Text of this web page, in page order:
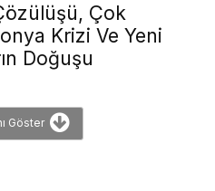
Çok
Krizi Ve Yeni
Doğuşu
Göster